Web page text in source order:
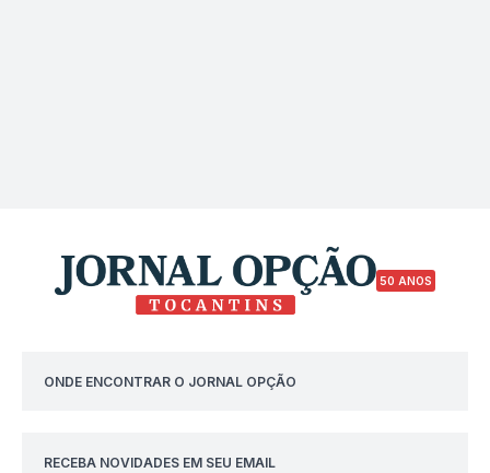
50 ANOS
ONDE ENCONTRAR O JORNAL OPÇÃO
RECEBA NOVIDADES EM SEU EMAIL